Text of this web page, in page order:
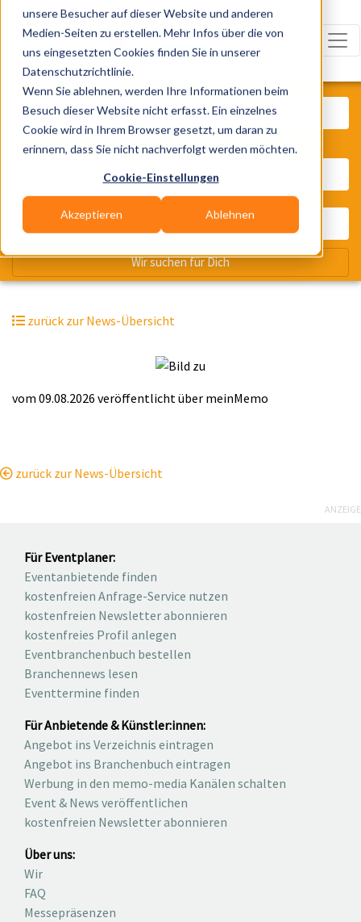
unsere Besucher auf dieser Website und anderen
Medien-Seiten zu erstellen. Mehr Infos über die von
uns eingesetzten Cookies finden Sie in unserer
Datenschutzrichtlinie.
Wenn Sie ablehnen, werden Ihre Informationen beim
Besuch dieser Website nicht erfasst. Ein einzelnes
Cookie wird in Ihrem Browser gesetzt, um daran zu
erinnern, dass Sie nicht nachverfolgt werden möchten.
Cookie-Einstellungen
Akzeptieren Ablehnen
zurück zur News-Übersicht
vom 09.08.2026 veröffentlicht über meinMemo
zurück zur News-Übersicht
Was? Künstler, Zelte, Bands,
Wo? Stadt, PLZ, Ort
Wir suchen für Dich
ANZEIGE
Für Eventplaner:
Eventanbietende finden
kostenfreien Anfrage-Service nutzen
kostenfreien Newsletter abonnieren
kostenfreies Profil anlegen
Eventbranchenbuch bestellen
Branchennews lesen
Eventtermine finden
Für Anbietende & Künstler:innen:
Angebot ins Verzeichnis eintragen
Angebot ins Branchenbuch eintragen
Werbung in den memo-media Kanälen schalten
Event & News veröffentlichen
kostenfreien Newsletter abonnieren
Über uns:
Wir
FAQ
Messepräsenzen